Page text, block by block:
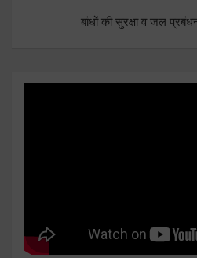
बांधों की सुरक्षा व जल